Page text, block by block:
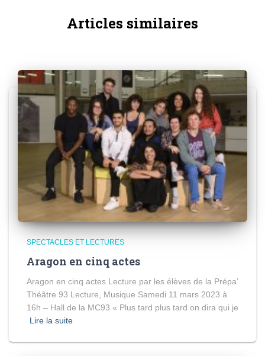
Articles similaires
SPECTACLES ET LECTURES
Aragon en cinq actes
Aragon en cinq actes Lecture par les élèves de la Prépa’
Théâtre 93 Lecture, Musique Samedi 11 mars 2023 à
16h – Hall de la MC93 « Plus tard plus tard on dira qui je
Lire la suite